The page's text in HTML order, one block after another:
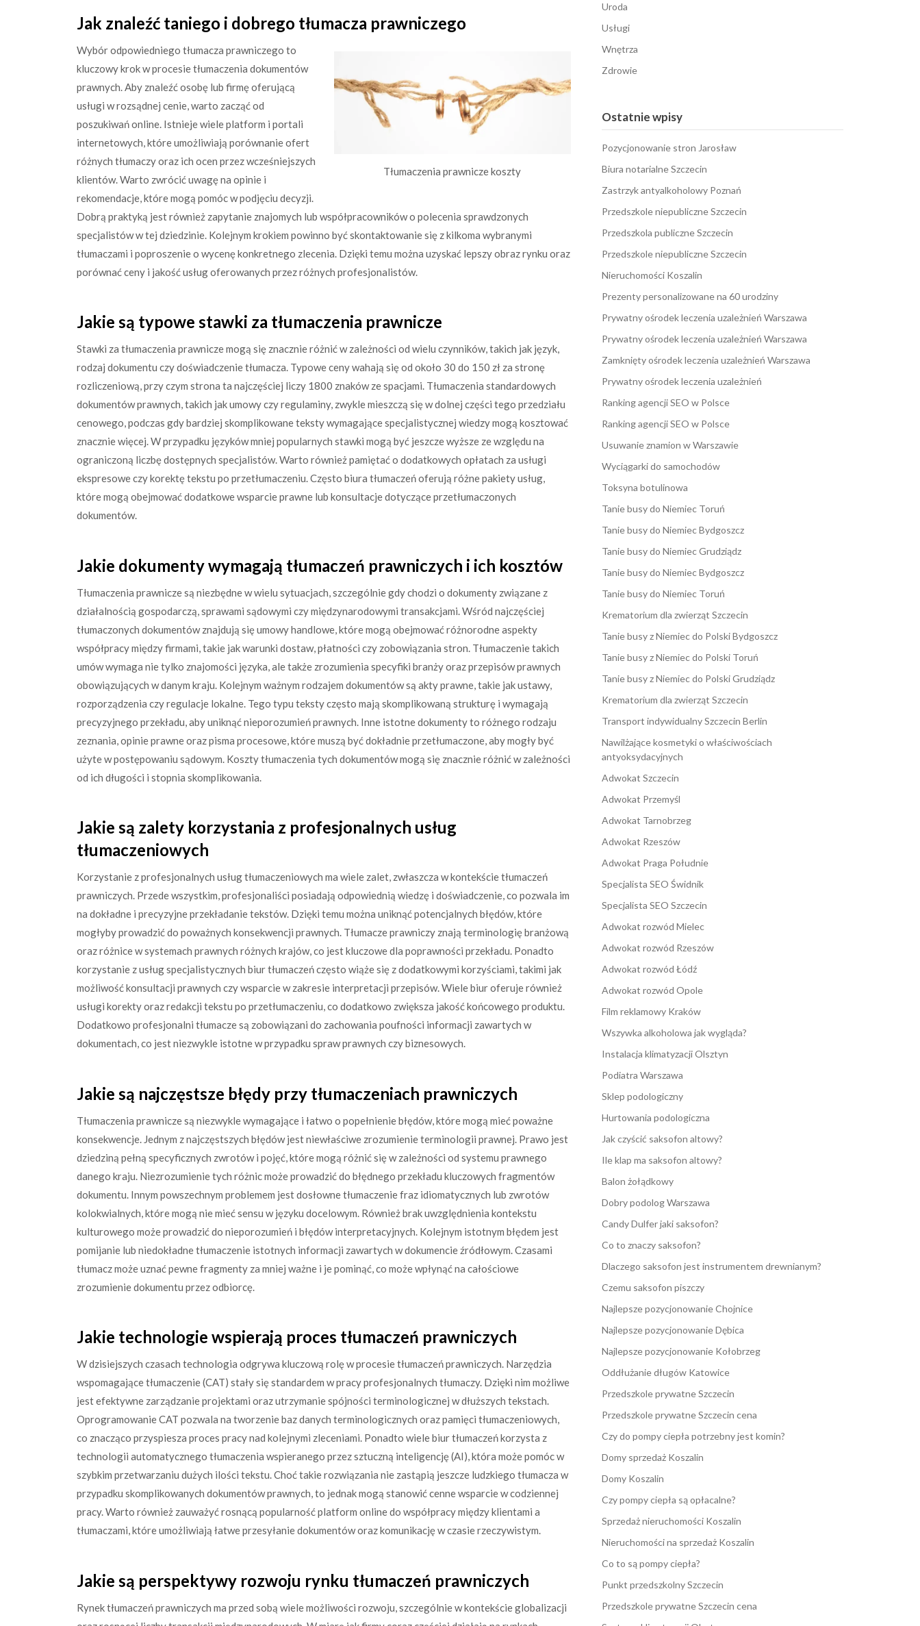
Jak znaleźć taniego i dobrego tłumacza prawniczego
Tłumaczenia prawnicze koszty
Wybór odpowiedniego tłumacza prawniczego to
kluczowy krok w procesie tłumaczenia dokumentów
prawnych. Aby znaleźć osobę lub firmę oferującą
usługi w rozsądnej cenie, warto zacząć od
poszukiwań online. Istnieje wiele platform i portali
internetowych, które umożliwiają porównanie ofert
różnych tłumaczy oraz ich ocen przez wcześniejszych
klientów. Warto zwrócić uwagę na opinie i
rekomendacje, które mogą pomóc w podjęciu decyzji.
Dobrą praktyką jest również zapytanie znajomych lub współpracowników o polecenia sprawdzonych
specjalistów w tej dziedzinie. Kolejnym krokiem powinno być skontaktowanie się z kilkoma wybranymi
tłumaczami i poproszenie o wycenę konkretnego zlecenia. Dzięki temu można uzyskać lepszy obraz rynku oraz
porównać ceny i jakość usług oferowanych przez różnych profesjonalistów.
Jakie są typowe stawki za tłumaczenia prawnicze
Stawki za tłumaczenia prawnicze mogą się znacznie różnić w zależności od wielu czynników, takich jak język,
rodzaj dokumentu czy doświadczenie tłumacza. Typowe ceny wahają się od około 30 do 150 zł za stronę
rozliczeniową, przy czym strona ta najczęściej liczy 1800 znaków ze spacjami. Tłumaczenia standardowych
dokumentów prawnych, takich jak umowy czy regulaminy, zwykle mieszczą się w dolnej części tego przedziału
cenowego, podczas gdy bardziej skomplikowane teksty wymagające specjalistycznej wiedzy mogą kosztować
znacznie więcej. W przypadku języków mniej popularnych stawki mogą być jeszcze wyższe ze względu na
ograniczoną liczbę dostępnych specjalistów. Warto również pamiętać o dodatkowych opłatach za usługi
ekspresowe czy korektę tekstu po przetłumaczeniu. Często biura tłumaczeń oferują różne pakiety usług,
które mogą obejmować dodatkowe wsparcie prawne lub konsultacje dotyczące przetłumaczonych
dokumentów.
Jakie dokumenty wymagają tłumaczeń prawniczych i ich kosztów
Tłumaczenia prawnicze są niezbędne w wielu sytuacjach, szczególnie gdy chodzi o dokumenty związane z
działalnością gospodarczą, sprawami sądowymi czy międzynarodowymi transakcjami. Wśród najczęściej
tłumaczonych dokumentów znajdują się umowy handlowe, które mogą obejmować różnorodne aspekty
współpracy między firmami, takie jak warunki dostaw, płatności czy zobowiązania stron. Tłumaczenie takich
umów wymaga nie tylko znajomości języka, ale także zrozumienia specyfiki branży oraz przepisów prawnych
obowiązujących w danym kraju. Kolejnym ważnym rodzajem dokumentów są akty prawne, takie jak ustawy,
rozporządzenia czy regulacje lokalne. Tego typu teksty często mają skomplikowaną strukturę i wymagają
precyzyjnego przekładu, aby uniknąć nieporozumień prawnych. Inne istotne dokumenty to różnego rodzaju
zeznania, opinie prawne oraz pisma procesowe, które muszą być dokładnie przetłumaczone, aby mogły być
użyte w postępowaniu sądowym. Koszty tłumaczenia tych dokumentów mogą się znacznie różnić w zależności
od ich długości i stopnia skomplikowania.
Jakie są zalety korzystania z profesjonalnych usług
tłumaczeniowych
Korzystanie z profesjonalnych usług tłumaczeniowych ma wiele zalet, zwłaszcza w kontekście tłumaczeń
prawniczych. Przede wszystkim, profesjonaliści posiadają odpowiednią wiedzę i doświadczenie, co pozwala im
na dokładne i precyzyjne przekładanie tekstów. Dzięki temu można uniknąć potencjalnych błędów, które
mogłyby prowadzić do poważnych konsekwencji prawnych. Tłumacze prawniczy znają terminologię branżową
oraz różnice w systemach prawnych różnych krajów, co jest kluczowe dla poprawności przekładu. Ponadto
korzystanie z usług specjalistycznych biur tłumaczeń często wiąże się z dodatkowymi korzyściami, takimi jak
możliwość konsultacji prawnych czy wsparcie w zakresie interpretacji przepisów. Wiele biur oferuje również
usługi korekty oraz redakcji tekstu po przetłumaczeniu, co dodatkowo zwiększa jakość końcowego produktu.
Dodatkowo profesjonalni tłumacze są zobowiązani do zachowania poufności informacji zawartych w
dokumentach, co jest niezwykle istotne w przypadku spraw prawnych czy biznesowych.
Jakie są najczęstsze błędy przy tłumaczeniach prawniczych
Tłumaczenia prawnicze są niezwykle wymagające i łatwo o popełnienie błędów, które mogą mieć poważne
konsekwencje. Jednym z najczęstszych błędów jest niewłaściwe zrozumienie terminologii prawnej. Prawo jest
dziedziną pełną specyficznych zwrotów i pojęć, które mogą różnić się w zależności od systemu prawnego
danego kraju. Niezrozumienie tych różnic może prowadzić do błędnego przekładu kluczowych fragmentów
dokumentu. Innym powszechnym problemem jest dosłowne tłumaczenie fraz idiomatycznych lub zwrotów
kolokwialnych, które mogą nie mieć sensu w języku docelowym. Również brak uwzględnienia kontekstu
kulturowego może prowadzić do nieporozumień i błędów interpretacyjnych. Kolejnym istotnym błędem jest
pomijanie lub niedokładne tłumaczenie istotnych informacji zawartych w dokumencie źródłowym. Czasami
tłumacz może uznać pewne fragmenty za mniej ważne i je pominąć, co może wpłynąć na całościowe
zrozumienie dokumentu przez odbiorcę.
Jakie technologie wspierają proces tłumaczeń prawniczych
W dzisiejszych czasach technologia odgrywa kluczową rolę w procesie tłumaczeń prawniczych. Narzędzia
wspomagające tłumaczenie (CAT) stały się standardem w pracy profesjonalnych tłumaczy. Dzięki nim możliwe
jest efektywne zarządzanie projektami oraz utrzymanie spójności terminologicznej w dłuższych tekstach.
Oprogramowanie CAT pozwala na tworzenie baz danych terminologicznych oraz pamięci tłumaczeniowych,
co znacząco przyspiesza proces pracy nad kolejnymi zleceniami. Ponadto wiele biur tłumaczeń korzysta z
technologii automatycznego tłumaczenia wspieranego przez sztuczną inteligencję (AI), która może pomóc w
szybkim przetwarzaniu dużych ilości tekstu. Choć takie rozwiązania nie zastąpią jeszcze ludzkiego tłumacza w
przypadku skomplikowanych dokumentów prawnych, to jednak mogą stanowić cenne wsparcie w codziennej
pracy. Warto również zauważyć rosnącą popularność platform online do współpracy między klientami a
tłumaczami, które umożliwiają łatwe przesyłanie dokumentów oraz komunikację w czasie rzeczywistym.
Jakie są perspektywy rozwoju rynku tłumaczeń prawniczych
Rynek tłumaczeń prawniczych ma przed sobą wiele możliwości rozwoju, szczególnie w kontekście globalizacji
Uroda
Usługi
Wnętrza
Zdrowie
Ostatnie wpisy
Pozycjonowanie stron Jarosław
Biura notarialne Szczecin
Zastrzyk antyalkoholowy Poznań
Przedszkole niepubliczne Szczecin
Przedszkola publiczne Szczecin
Przedszkole niepubliczne Szczecin
Nieruchomości Koszalin
Prezenty personalizowane na 60 urodziny
Prywatny ośrodek leczenia uzależnień Warszawa
Prywatny ośrodek leczenia uzależnień Warszawa
Zamknięty ośrodek leczenia uzależnień Warszawa
Prywatny ośrodek leczenia uzależnień
Ranking agencji SEO w Polsce
Ranking agencji SEO w Polsce
Usuwanie znamion w Warszawie
Wyciągarki do samochodów
Toksyna botulinowa
Tanie busy do Niemiec Toruń
Tanie busy do Niemiec Bydgoszcz
Tanie busy do Niemiec Grudziądz
Tanie busy do Niemiec Bydgoszcz
Tanie busy do Niemiec Toruń
Krematorium dla zwierząt Szczecin
Tanie busy z Niemiec do Polski Bydgoszcz
Tanie busy z Niemiec do Polski Toruń
Tanie busy z Niemiec do Polski Grudziądz
Krematorium dla zwierząt Szczecin
Transport indywidualny Szczecin Berlin
Nawilżające kosmetyki o właściwościach
antyoksydacyjnych
Adwokat Szczecin
Adwokat Przemyśl
Adwokat Tarnobrzeg
Adwokat Rzeszów
Adwokat Praga Południe
Specjalista SEO Świdnik
Specjalista SEO Szczecin
Adwokat rozwód Mielec
Adwokat rozwód Rzeszów
Adwokat rozwód Łódź
Adwokat rozwód Opole
Film reklamowy Kraków
Wszywka alkoholowa jak wygląda?
Instalacja klimatyzacji Olsztyn
Podiatra Warszawa
Sklep podologiczny
Hurtowania podologiczna
Jak czyścić saksofon altowy?
Ile klap ma saksofon altowy?
Balon żołądkowy
Dobry podolog Warszawa
Candy Dulfer jaki saksofon?
Co to znaczy saksofon?
Dlaczego saksofon jest instrumentem drewnianym?
Czemu saksofon piszczy
Najlepsze pozycjonowanie Chojnice
Najlepsze pozycjonowanie Dębica
Najlepsze pozycjonowanie Kołobrzeg
Oddłużanie długów Katowice
Przedszkole prywatne Szczecin
Przedszkole prywatne Szczecin cena
Czy do pompy ciepła potrzebny jest komin?
Domy sprzedaż Koszalin
Domy Koszalin
Czy pompy ciepła są opłacalne?
Sprzedaż nieruchomości Koszalin
Nieruchomości na sprzedaż Koszalin
Co to są pompy ciepła?
Punkt przedszkolny Szczecin
Przedszkole prywatne Szczecin cena